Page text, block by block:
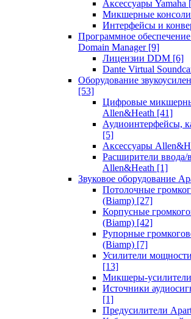
Аксессуары Yamaha
Микшерные консоли
Интерфейсы и
Программное
Domain Manager [9]
Лицензии DDM [6]
Dante Virtual
Оборудование
[53]
Цифровые
Allen&Heath [41]
Аудиоинтерфейсы,
[5]
Аксессуары
Расширители ввода/
Allen&Heath [1]
Звуковое оборудование
Потолочные
(Biamp) [27]
Корпусные
(Biamp) [42]
Рупорные
(Biamp) [7]
Усилители
[13]
Микшеры-
Источники
[1]
Предусилители